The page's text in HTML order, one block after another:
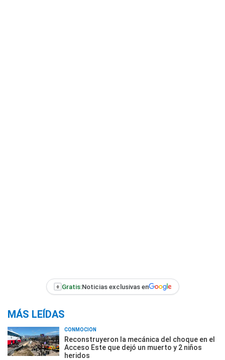
+ Gratis:Noticias exclusivas en
MÁS LEÍDAS
CONMOCIÓN
Reconstruyeron la mecánica del choque en el
Acceso Este que dejó un muerto y 2 niños
heridos